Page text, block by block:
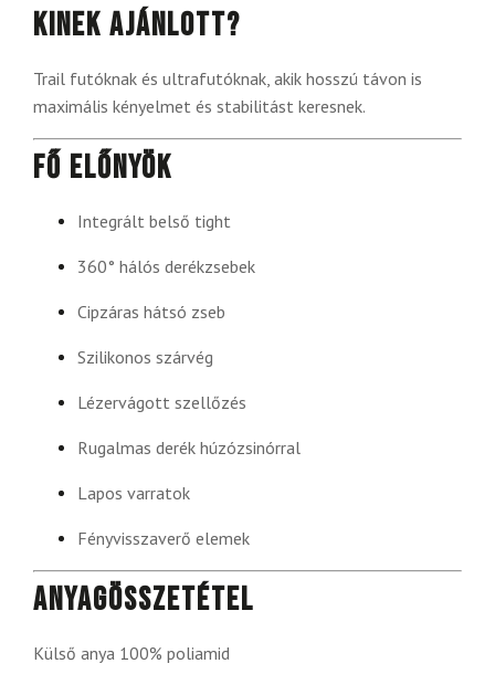
Kinek ajánlott?
Trail futóknak és ultrafutóknak, akik hosszú távon is
maximális kényelmet és stabilitást keresnek.
Fő előnyök
Integrált belső tight
360° hálós derékzsebek
Cipzáras hátsó zseb
Szilikonos szárvég
Lézervágott szellőzés
Rugalmas derék húzózsinórral
Lapos varratok
Fényvisszaverő elemek
Anyagösszetétel
Külső anya 100% poliamid